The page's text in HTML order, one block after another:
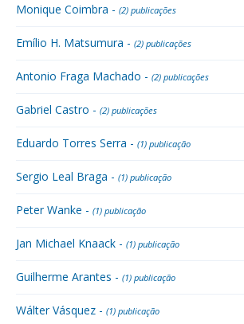
Monique Coimbra - (2) publicações
Emílio H. Matsumura - (2) publicações
Antonio Fraga Machado - (2) publicações
Gabriel Castro - (2) publicações
Eduardo Torres Serra - (1) publicação
Sergio Leal Braga - (1) publicação
Peter Wanke - (1) publicação
Jan Michael Knaack - (1) publicação
Guilherme Arantes - (1) publicação
Wálter Vásquez - (1) publicação